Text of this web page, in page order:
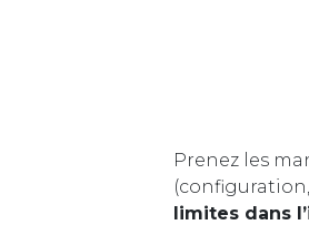
Prenez les
limites dans